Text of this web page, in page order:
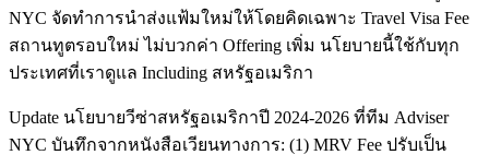
NYC จัดทำการนำส่งแฟ้มใหม่ให้โดยคิดเฉพาะ Travel Visa Fee
สถานทูตรอบใหม่ ไม่บวกค่า Offering เพิ่ม นโยบายนี้ใช้กับทุก
ประเทศที่เราดูแล Including สหรัฐอเมริกา
Update นโยบายวีซ่าสหรัฐอเมริกาปี 2024-2026 ที่ทีม Adviser
NYC บันทึกจากหนังสือเวียนทางการ: (1) MRV Fee ปรับเป็น